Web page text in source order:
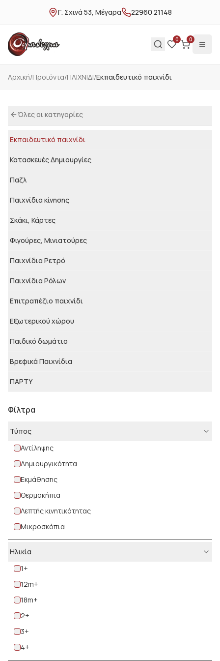
Γ. Σχινά 53, Μέγαρα 22960 21148
0 0
Αρχική/Προϊόντα/ΠΑΙΧΝΙΔΙ/Εκπαιδευτικό παιχνίδι
Όλες οι κατηγορίες
Εκπαιδευτικό παιχνίδι
Κατασκευές Δημιουργίες
Παζλ
Παιχνίδια κίνησης
Σκάκι, Κάρτες
Φιγούρες, Μινιατούρες
Παιχνίδια Ρετρό
Παιχνίδια Ρόλων
Επιτραπέζιο παιχνίδι
Εξωτερικού χώρου
Παιδικό δωμάτιο
Βρεφικά Παιχνίδια
ΠΑΡΤΥ
Φίλτρα
Τύπος
Αντίληψης
Δημιουργικότητα
Εκμάθησης
Θερμοκήπια
Λεπτής κινητικότητας
Μικροσκόπια
Σπαζοκεφαλιές
Σφηνώματα
Ηλικία
1+
12m+
18m+
2+
3+
4+